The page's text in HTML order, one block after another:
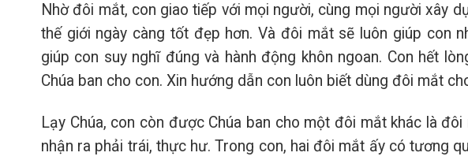
Nhờ đôi mắt, con giao tiếp với mọi người, cùng mọi người xây
thế giới ngày càng tốt đẹp hơn. Và đôi mắt sẽ luôn giúp con
giúp con suy nghĩ đúng và hành động khôn ngoan. Con hết
Chúa ban cho con. Xin hướng dẫn con luôn biết dùng đôi mắt
Lạy Chúa, con còn được Chúa ban cho một đôi mắt khác là
nhận ra phải trái, thực hư. Trong con, hai đôi mắt ấy có tương